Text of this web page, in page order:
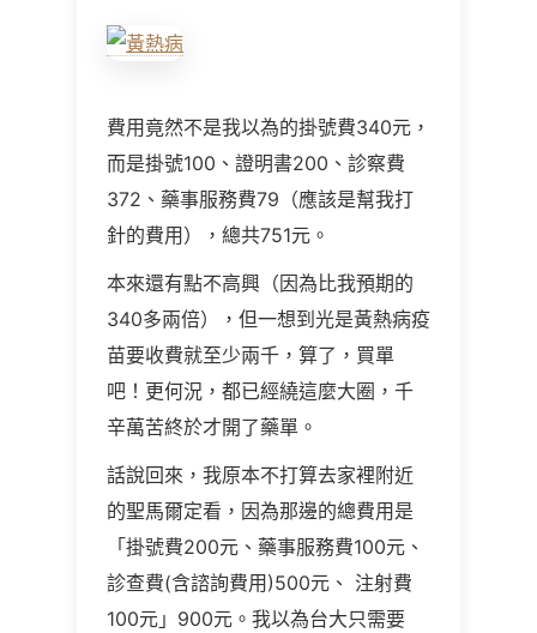
費用竟然不是我以為的掛號費340元，
而是掛號100、證明書200、診察費
372、藥事服務費79（應該是幫我打
針的費用），總共751元。
本來還有點不高興（因為比我預期的
340多兩倍），但一想到光是黃熱病疫
苗要收費就至少兩千，算了，買單
吧！更何況，都已經繞這麼大圈，千
辛萬苦終於才開了藥單。
話說回來，我原本不打算去家裡附近
的聖馬爾定看，因為那邊的總費用是
「掛號費200元、藥事服務費100元、
診查費(含諮詢費用)500元、 注射費
100元」900元。我以為台大只需要